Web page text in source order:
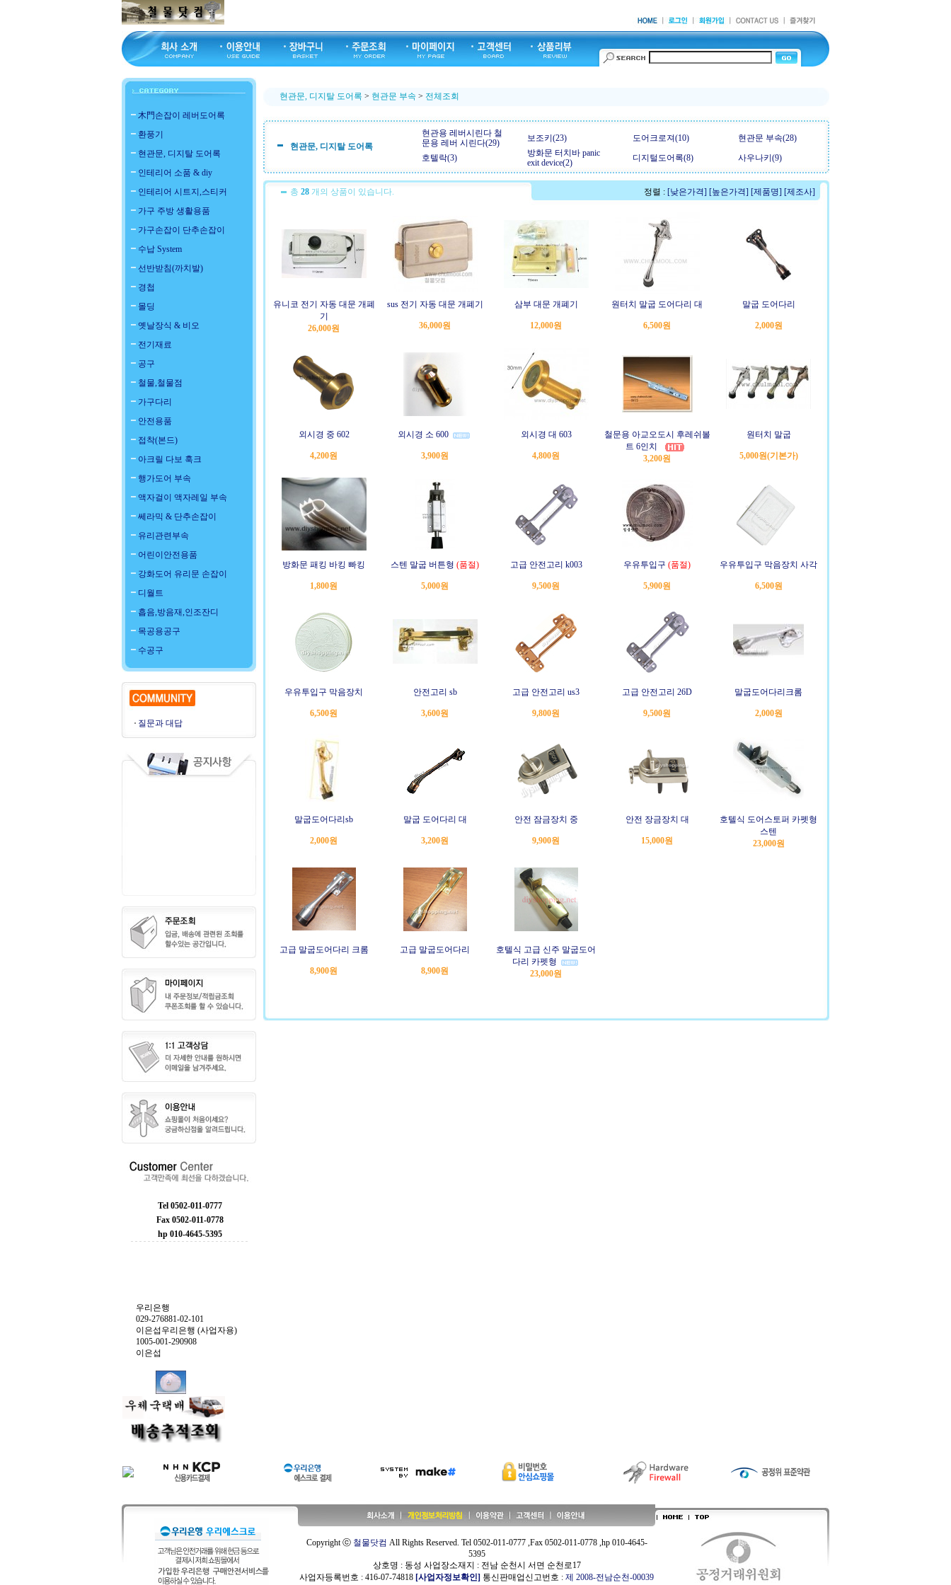
木門손잡이 레버도어록
환풍기
현관문, 디지탈 도어록
인테리어 소품 & diy
인테리어 시트지,스티커
가구 주방 생활용품
가구손잡이 단추손잡이
수납 System
선반받침(까치발)
경첩
몰딩
옛날장식 & 비오
전기재료
공구
철물,철물점
가구다리
안전용품
접착(본드)
아크릴 다보 훅크
행가도어 부속
액자걸이 액자레일 부속
쎄라믹 & 단추손잡이
유리관련부속
어린이안전용품
강화도어 유리문 손잡이
디월트
흡음,방음재,인조잔디
목공용공구
수공구
질문과 대답
Tel 0502-011-0777
Fax 0502-011-0778
hp 010-4645-5395
우리은행
029-276881-02-101
이은섭우리은행 (사업자용)
1005-001-290908
이은섭
현관문, 디지탈 도어록 > 현관문 부속 > 전체조회
현관문, 디지탈 도어록
현관용 레버시린다 철
문용 레버 시린다(29)
보조키(23) 도어크로져(10)
현관문 부속(28)
호텔락(3)
방화문 터치바 panic
exit device(2)
디지털도어록(8) 사우나키(9)
총 28 개의 상품이 있습니다. 정렬 : [낮은가격] [높은가격] [제품명] [제조사]
유니코 전기 자동 대문 개폐
기
26,000원
sus 전기 자동 대문 개폐기
36,000원
삼부 대문 개폐기
12,000원
원터치 말굽 도어다리 대
6,500원
말굽 도어다리
2,000원
외시경 중 602
4,200원
외시경 소 600
3,900원
외시경 대 603
4,800원
철문용 아교오도시 후레쉬볼
트 6인치
3,200원
원터치 말굽
5,000원(기본가)
방화문 패킹 바킹 빠킹
1,800원
스텐 말굽 버튼형 (품절)
5,000원
고급 안전고리 k003
9,500원
우유투입구 (품절)
5,900원
우유투입구 막음장치 사각
6,500원
우유투입구 막음장치
6,500원
안전고리 sb
3,600원
고급 안전고리 us3
9,800원
고급 안전고리 26D
9,500원
말굽도어다리크롬
2,000원
말굽도어다리sb
2,000원
말굽 도어다리 대
3,200원
안전 잠금장치 중
9,900원
안전 장금장치 대
15,000원
호텔식 도어스토퍼 카펫형
스텐
23,000원
고급 말굽도어다리 크롬
8,900원
고급 말굽도어다리
8,900원
호텔식 고급 신주 말굽도어
다리 카펫형
23,000원
Copyright ⓒ 철물닷컴 All Rights Reserved. Tel 0502-011-0777 ,Fax 0502-011-0778 ,hp 010-4645-
5395
상호명 : 동성 사업장소재지 : 전남 순천시 서면 순천로17
사업자등록번호 : 416-07-74818 [사업자정보확인] 통신판매업신고번호 : 제 2008-전남순천-00039